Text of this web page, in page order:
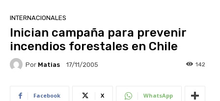
INTERNACIONALES
Inician campaña para prevenir
incendios forestales en Chile
Por Matias 17/11/2005 142
Facebook X WhatsApp